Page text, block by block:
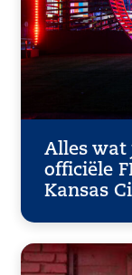
Alles wat
officiële
Kansas